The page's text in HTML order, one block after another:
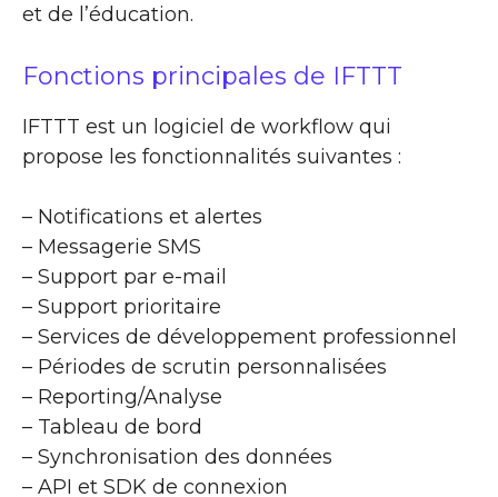
et de l’éducation.
Fonctions principales de IFTTT
IFTTT est un logiciel de workflow qui
propose les fonctionnalités suivantes :
– Notifications et alertes
– Messagerie SMS
– Support par e-mail
– Support prioritaire
– Services de développement professionnel
– Périodes de scrutin personnalisées
– Reporting/Analyse
– Tableau de bord
– Synchronisation des données
– API et SDK de connexion